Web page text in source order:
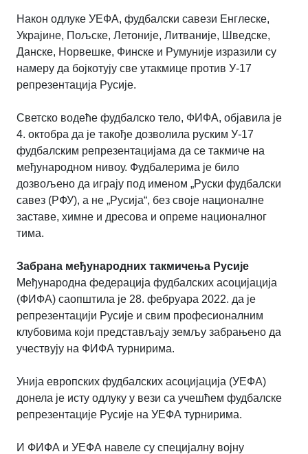
Након одлуке УЕФА, фудбалски савези Енглеске,
Украјине, Пољске, Летоније, Литваније, Шведске,
Данске, Норвешке, Финске и Румуније изразили су
намеру да бојкотују све утакмице против У-17
репрезентација Русије.
Светско водеће фудбалско тело, ФИФА, објавила је
4. октобра да је такође дозволила руским У-17
фудбалским репрезентацијама да се такмиче на
међународном нивоу. Фудбалерима је било
дозвољено да играју под именом „Руски фудбалски
савез (РФУ), а не „Русија“, без своје националне
заставе, химне и дресова и опреме националног
тима.
Забрана међународних такмичења Русије
Међународна федерација фудбалских асоцијација
(ФИФА) саопштила је 28. фебруара 2022. да је
репрезентацији Русије и свим професионалним
клубовима који представљају земљу забрањено да
учествују на ФИФА турнирима.
Унија европских фудбалских асоцијација (УЕФА)
донела је исту одлуку у вези са учешћем фудбалске
репрезентације Русије на УЕФА турнирима.
И ФИФА и УЕФА навеле су специјалну војну